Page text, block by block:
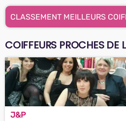
CLASSEMENT MEILLEURS
COIFFEURS PROCHES DE
J&P